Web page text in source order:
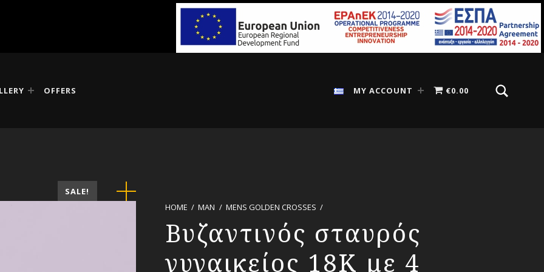
OFFERS MY ACCOUNT €0.00 Search for:
SALE!
HOME / MAN / MENS GOLDEN CROSSES /
Βυζαντινός σταυρός
γυναικείος 18Κ με 4